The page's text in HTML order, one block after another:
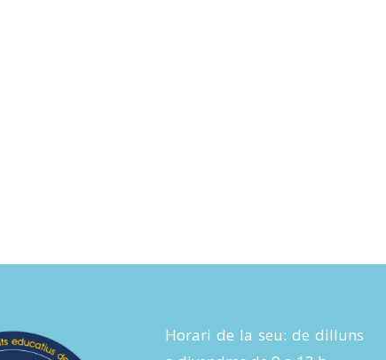
Horari de la seu: de dilluns